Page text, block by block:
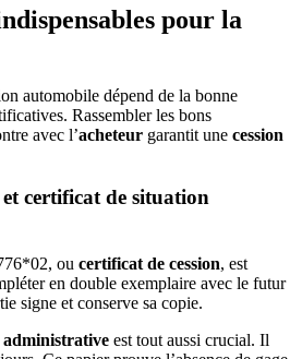
pour la
automobile dépend de la bonne
Rassembler les bons
avec l’acheteur garantit une cession
certificat de situation
ou certificat de cession, est
en double exemplaire avec le futur
signe et conserve sa copie.
est tout aussi crucial. Il